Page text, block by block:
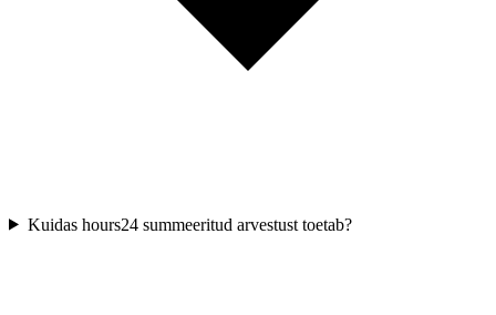
Kuidas hours24 summeeritud arvestust toetab?